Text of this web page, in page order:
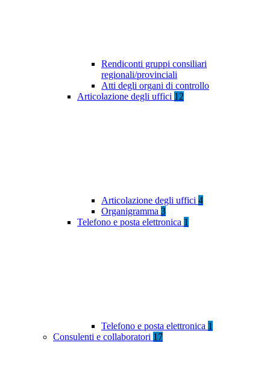
Rendiconti gruppi consiliari
regionali/provinciali
Atti degli organi di controllo
Articolazione degli uffici 12
Articolazione degli uffici 4
Organigramma 3
Telefono e posta elettronica 1
Telefono e posta elettronica 1
Consulenti e collaboratori 17